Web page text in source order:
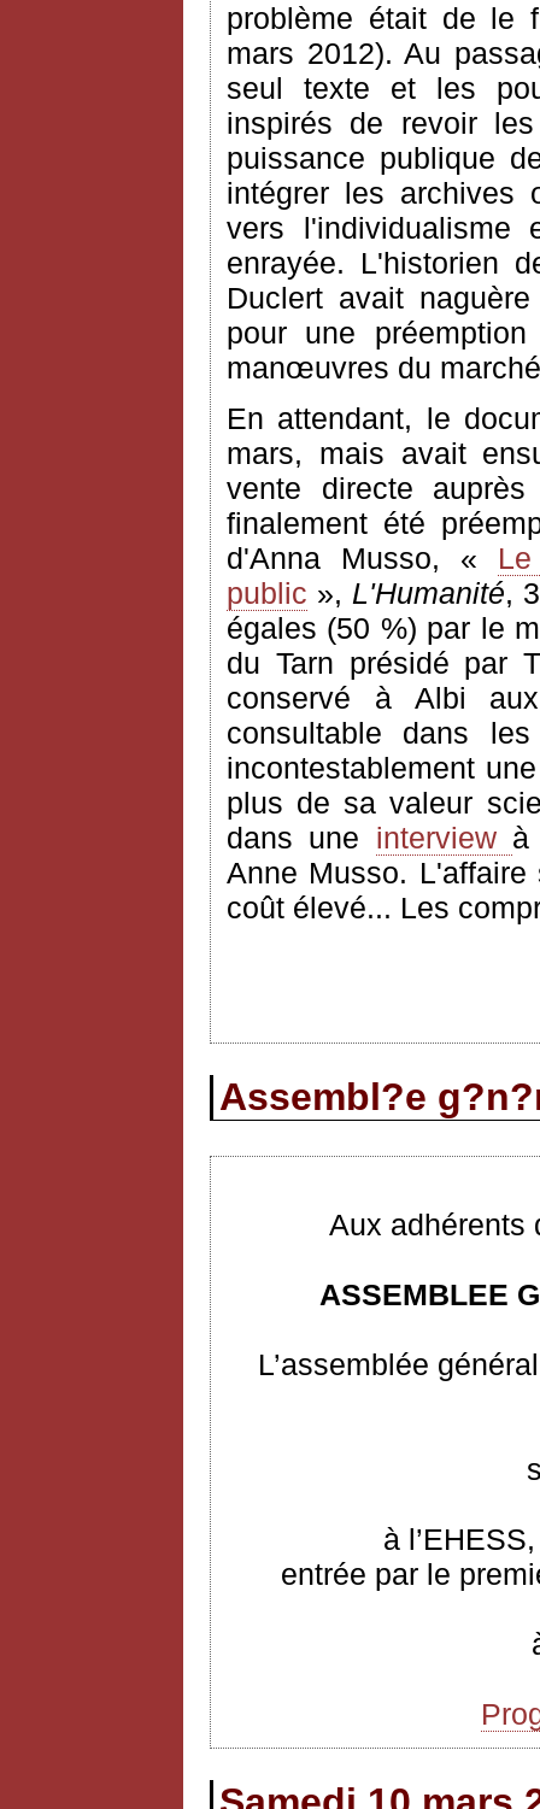
problème était de le
mars 2012). Au
seul texte et les
inspirés de revoir
puissance publique
intégrer les archives
vers l'individualisme
enrayée. L'historien
Duclert avait
pour une
manœuvres du
En attendant, le
mars, mais avait
vente directe
finalement été
d'Anna Musso, «
public », L'Humanité,
égales (50 %) par le
du Tarn présidé par
conservé à Albi
consultable dans
incontestablement
plus de sa valeur
dans une interview
Anne Musso.
coût élevé... Les
Assembl?e
Aux adhérents
ASSEMBLEE
L’assemblée
à
entrée par le